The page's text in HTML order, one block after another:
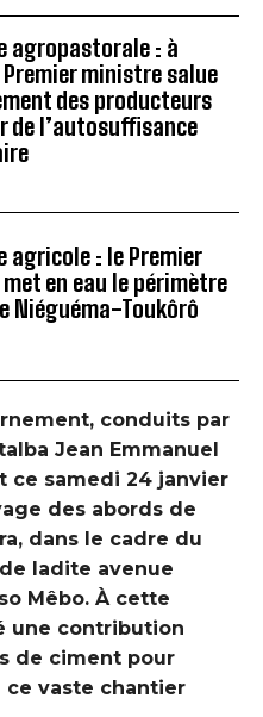
agropastorale : à
Premier ministre salue
des producteurs
de l’autosuffisance
agricole : le Premier
en eau le périmètre
Niéguéma-Toukôrô
conduits par
Jean Emmanuel
ce samedi 24 janvier
des abords de
dans le cadre du
ladite avenue
Mêbo. À cette
une contribution
de ciment pour
vaste chantier